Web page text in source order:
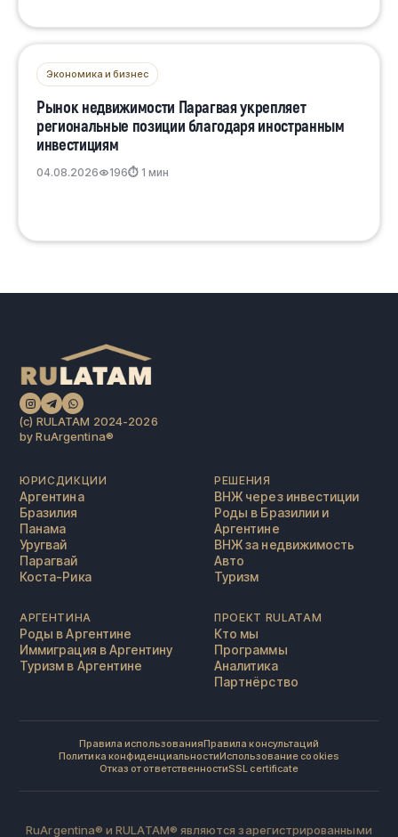
Экономика и бизнес
Рынок недвижимости Парагвая укрепляет
региональные позиции благодаря иностранным
инвестициям
04.08.2026 196⏱ 1 мин
(c) RULATAM 2024-2026
by RuArgentina®️
ЮРИСДИКЦИИ
Аргентина
Бразилия
Панама
Уругвай
Парагвай
Коста-Рика
РЕШЕНИЯ
ВНЖ через инвестиции
Роды в Бразилии и
Аргентине
ВНЖ за недвижимость
Авто
Туризм
АРГЕНТИНА
Роды в Аргентине
Иммиграция в Аргентину
Туризм в Аргентине
ПРОЕКТ RULATAM
Кто мы
Программы
Аналитика
Партнёрство
Правила использованияПравила консультаций
Политика конфиденциальностиИспользование cookies
Отказ от ответственностиSSL certificate
RuArgentina® и RULATAM® являются зарегистрированными